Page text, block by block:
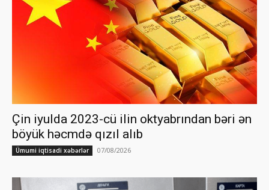
Çin iyulda 2023-cü ilin oktyabrından bəri ən
böyük həcmdə qızıl alıb
Ümumi iqtisadi xəbərlər 07/08/2026